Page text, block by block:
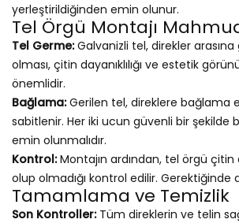
yerleştirildiğinden emin olunur.
Tel Örgü Montajı
Tel Germe:Galvanizli tel, direkler arasına
olması, çitin dayanıklılığı ve estetik
önemlidir.
Bağlama:Gerilen tel, direklere bağlama
sabitlenir. Her iki ucun güvenli bir şekilde
emin olunmalıdır.
Kontrol:Montajın ardından, tel örgü
olup olmadığı kontrol edilir. Gerektiğinde
Tamamlama ve Temizlik
Son Kontroller:Tüm direklerin ve telin